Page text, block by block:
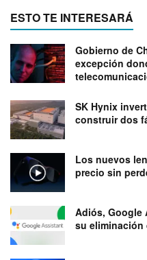
ESTO TE INTERESARÁ
Gobierno de
excepción
SK Hynix
construir dos
Los nuevos
precio sin
Adiós, Google
su eliminación